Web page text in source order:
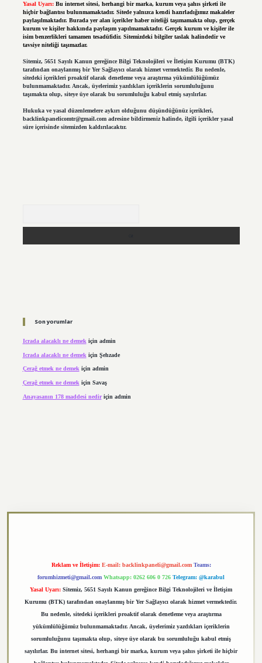
Yasal Uyarı: Bu internet sitesi, herhangi bir marka, kurum veya şahıs şirketi ile
hiçbir bağlantısı bulunmamaktadır. Sitede yalnızca kendi hazırladığımız makaleler
paylaşılmaktadır. Burada yer alan içerikler haber niteliği taşımamakta olup, gerçek
kurum ve kişiler hakkında paylaşım yapılmamaktadır. Gerçek kurum ve kişiler ile
isim benzerlikleri tamamen tesadüfidir. Sitemizdeki bilgiler taslak halindedir ve
tavsiye niteliği taşımazlar.
Sitemiz, 5651 Sayılı Kanun gereğince Bilgi Teknolojileri ve İletişim Kurumu (BTK)
tarafından onaylanmış bir Yer Sağlayıcı olarak hizmet vermektedir. Bu nedenle,
sitedeki içerikleri proaktif olarak denetleme veya araştırma yükümlülüğümüz
bulunmamaktadır. Ancak, üyelerimiz yazdıkları içeriklerin sorumluluğunu
taşımakta olup, siteye üye olarak bu sorumluluğu kabul etmiş sayılırlar.
Hukuka ve yasal düzenlemelere aykırı olduğunu düşündüğünüz içerikleri,
backlinkpanelicomtr@gmail.comadresine bildirmeniz halinde, ilgili içerikler yasal
süre içerisinde sitemizden kaldırılacaktır.
Son yorumlar
Icrada alacaklı ne demek için admin
Icrada alacaklı ne demek için Şehzade
Çerağ etmek ne demekiçin admin
Çerağ etmek ne demek için Savaş
Anayasanın 178 maddesi nediriçin admin
Reklam ve İletişim: E-mail: backlinkpaneli@gmail.com Teams:
forumhizmeti@gmail.com Whatsapp: 0262 606 0 726 Telegram: @karabul
Yasal Uyarı: Sitemiz, 5651 Sayılı Kanun gereğince Bilgi Teknolojileri ve İletişim
Kurumu (BTK) tarafından onaylanmış bir Yer Sağlayıcı olarak hizmet vermektedir.
Bu nedenle, sitedeki içerikleri proaktif olarak denetleme veya araştırma
yükümlülüğümüz bulunmamaktadır. Ancak, üyelerimiz yazdıkları içeriklerin
sorumluluğunu taşımakta olup, siteye üye olarak bu sorumluluğu kabul etmiş
sayılırlar. Bu internet sitesi, herhangi bir marka, kurum veya şahıs şirketi ile hiçbir